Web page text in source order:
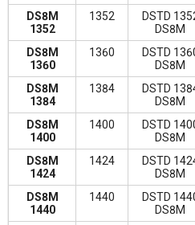
DS8M
1352
1352
DSTD
DS8M
DS8M
1360
1360
DSTD
DS8M
DS8M
1384
1384
DSTD
DS8M
DS8M
1400
1400
DSTD
DS8M
DS8M
1424
1424
DSTD
DS8M
DS8M
1440
1440
DSTD
DS8M